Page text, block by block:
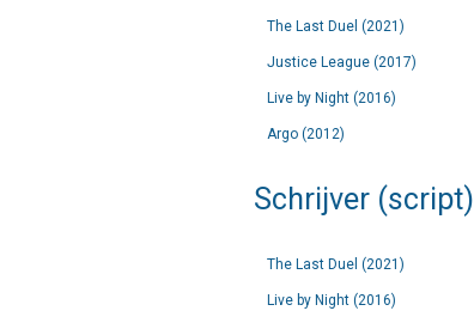
The Last Duel (2021)
Justice League (2017)
Live by Night (2016)
Argo (2012)
Schrijver (script)
The Last Duel (2021)
Live by Night (2016)